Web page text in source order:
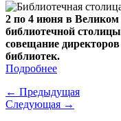
2 по 4 июня в Великом
библиотечной столицы
совещание
библиотек.
Подробнее
← Предыдущая
Следующая →